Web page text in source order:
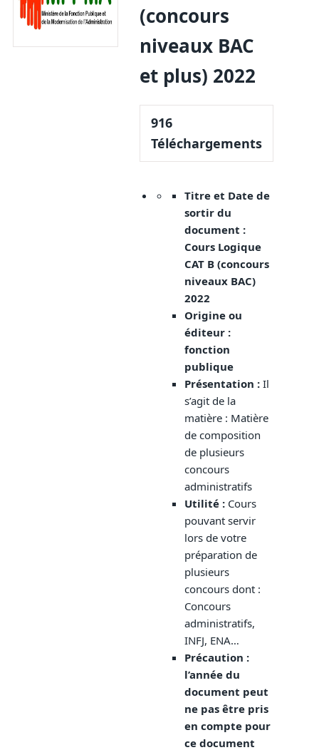
(concours
niveaux BAC
et plus) 2022
916
Téléchargements
Titre et Date de
sortir du
document :
Cours Logique
CAT B (concours
niveaux BAC)
2022
Origine ou
éditeur :
fonction
publique
Présentation :Il
s’agit de la
matière : Matière
de composition
de plusieurs
concours
administratifs
Utilité : Cours
pouvant servir
lors de votre
préparation de
plusieurs
concours dont :
Concours
administratifs,
INFJ, ENA…
Précaution :
l’année du
document peut
ne pas être pris
en compte pour
ce document